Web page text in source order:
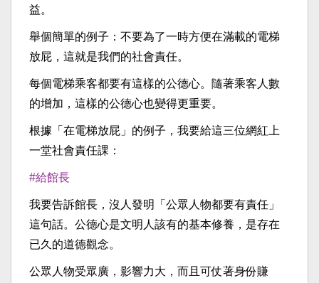
益。
舉個簡單的例子：不要為了一時方便在滿載的電梯
放屁，這就是我們的社會責任。
每個電梯乘客都要有這樣的公德心。隨著乘客人數
的增加，這樣的公德心也變得更重要。
根據「在電梯放屁」的例子，我要給這三位網紅上
一堂社會責任課：
#給館長
我要告訴館長，沒人發明「公眾人物都要有責任」
這句話。公德心是文明人該有的基本修養，是存在
已久的道德觀念。
公眾人物受眾廣，影響力大，而且可仗著身份賺